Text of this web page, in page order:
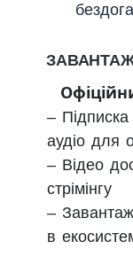
–
аудіо для
– Відео
стрімінгу
–
в